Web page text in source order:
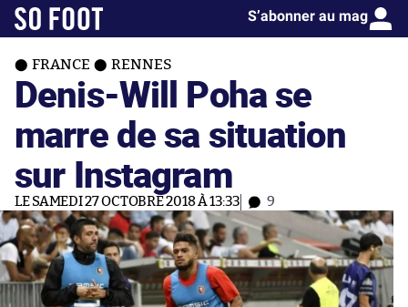
S’abonner au mag
FRANCE RENNES
Denis-Will Poha se
marre de sa situation
sur Instagram
LE SAMEDI 27 OCTOBRE 2018 À 13:33 9